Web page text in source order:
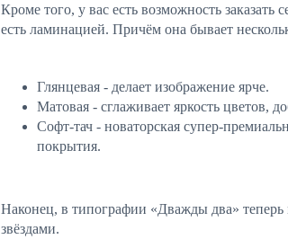
Кроме того, у вас есть возможность
есть ламинацией. Причём она бывает
Глянцевая - делает изображение ярче.
Матовая - сглаживает яркость цветов,
Софт-тач - новаторская супер-
покрытия.
Наконец, в типографии «Дважды два»
звёздами.